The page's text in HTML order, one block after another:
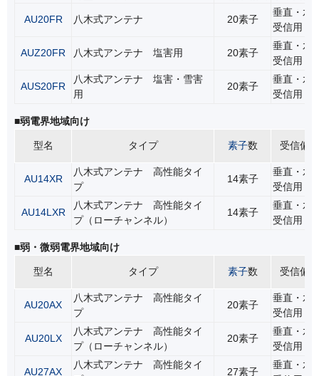
AU20FR 八木式アンテナ 20素子
垂直・水
受信用
AUZ20FR 八木式アンテナ 塩害用 20素子
垂直・水
受信用
AUS20FR
八木式アンテナ 塩害・雪害
用
20素子
垂直・水
受信用
■弱電界地域向け
型名 タイプ 素子数 受信偏波
AU14XR
八木式アンテナ 高性能タイ
プ
14素子
垂直・水
受信用
AU14LXR
八木式アンテナ 高性能タイ
プ（ローチャンネル）
14素子
垂直・水
受信用
■弱・微弱電界地域向け
型名 タイプ 素子数 受信偏波
AU20AX
八木式アンテナ 高性能タイ
プ
20素子
垂直・水
受信用
AU20LX
八木式アンテナ 高性能タイ
プ（ローチャンネル）
20素子
垂直・水
受信用
AU27AX
八木式アンテナ 高性能タイ
27素子
垂直・水